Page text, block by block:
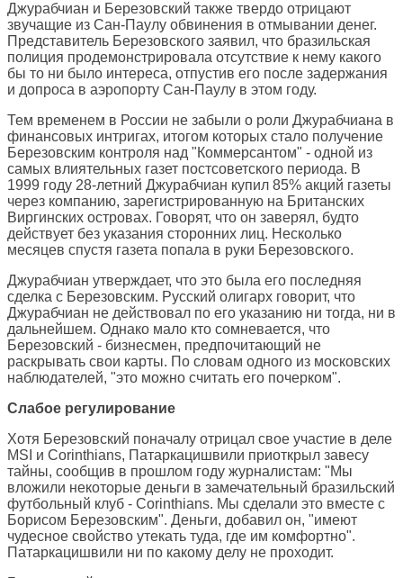
Джурабчиан и Березовский также твердо отрицают
звучащие из Сан-Паулу обвинения в отмывании денег.
Представитель Березовского заявил, что бразильская
полиция продемонстрировала отсутствие к нему какого
бы то ни было интереса, отпустив его после задержания
и допроса в аэропорту Сан-Паулу в этом году.
Тем временем в России не забыли о роли Джурабчиана в
финансовых интригах, итогом которых стало получение
Березовским контроля над "Коммерсантом" - одной из
самых влиятельных газет постсоветского периода. В
1999 году 28-летний Джурабчиан купил 85% акций газеты
через компанию, зарегистрированную на Британских
Виргинских островах. Говорят, что он заверял, будто
действует без указания сторонних лиц. Несколько
месяцев спустя газета попала в руки Березовского.
Джурабчиан утверждает, что это была его последняя
сделка с Березовским. Русский олигарх говорит, что
Джурабчиан не действовал по его указанию ни тогда, ни в
дальнейшем. Однако мало кто сомневается, что
Березовский - бизнесмен, предпочитающий не
раскрывать свои карты. По словам одного из московских
наблюдателей, "это можно считать его почерком".
Слабое регулирование
Хотя Березовский поначалу отрицал свое участие в деле
MSI и Corinthians, Патаркацишвили приоткрыл завесу
тайны, сообщив в прошлом году журналистам: "Мы
вложили некоторые деньги в замечательный бразильский
футбольный клуб - Corinthians. Мы сделали это вместе с
Борисом Березовским". Деньги, добавил он, "имеют
чудесное свойство утекать туда, где им комфортно".
Патаркацишвили ни по какому делу не проходит.